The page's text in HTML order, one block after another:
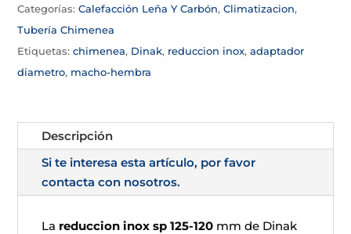
Categorías:Calefacción Leña Y Carbón,Climatizacion,
Tubería Chimenea
Etiquetas:chimenea, Dinak, reduccion inox,adaptador
diametro, macho-hembra
Descripción
Si te interesa esta artículo, por favor
contacta con nosotros.
La reduccion inox sp 125-120 mm de Dinak